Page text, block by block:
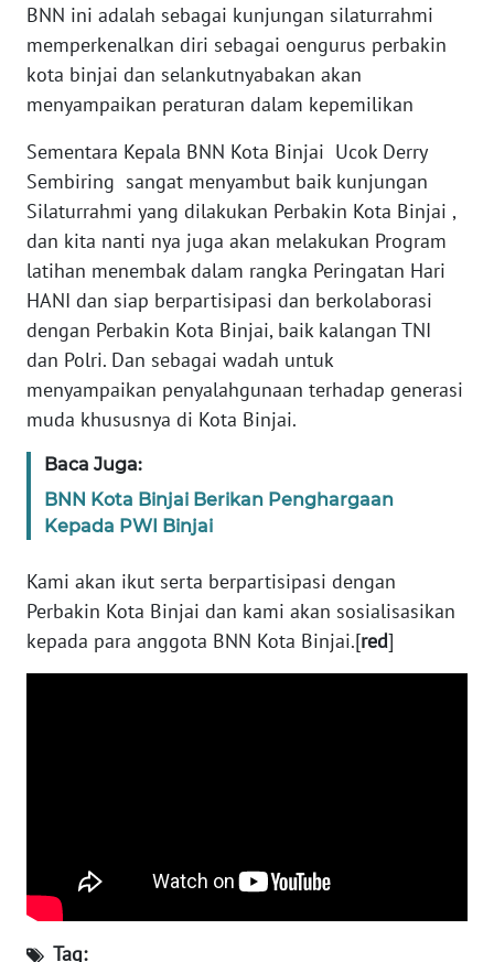
BNN ini adalah sebagai kunjungan silaturrahmi
memperkenalkan diri sebagai oengurus perbakin
kota binjai dan selankutnyabakan akan
menyampaikan peraturan dalam kepemilikan
Sementara Kepala BNN Kota Binjai Ucok Derry
Sembiring sangat menyambut baik kunjungan
Silaturrahmi yang dilakukan Perbakin Kota Binjai ,
dan kita nanti nya juga akan melakukan Program
latihan menembak dalam rangka Peringatan Hari
HANI dan siap berpartisipasi dan berkolaborasi
dengan Perbakin Kota Binjai, baik kalangan TNI
dan Polri. Dan sebagai wadah untuk
menyampaikan penyalahgunaan terhadap generasi
muda khususnya di Kota Binjai.
Baca Juga:
BNN Kota Binjai Berikan Penghargaan
Kepada PWI Binjai
Kami akan ikut serta berpartisipasi dengan
Perbakin Kota Binjai dan kami akan sosialisasikan
kepada para anggota BNN Kota Binjai.[red]
Tag:
WN
BABEL
WN
WN
SUMSEL
WN
BENGKULU
WN
JATENG
WN
NUSANTARA
JOGJA
WN
KALBAR
WN
KALTENG